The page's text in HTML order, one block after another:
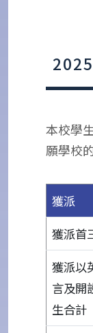
本校學
願學校
獲派
獲派首
獲派以
言及開
生合計